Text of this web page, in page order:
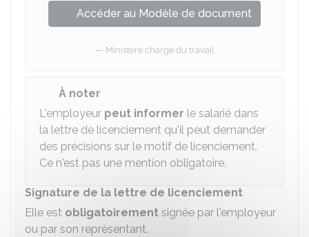
Accéder au Modèle de document
Ministère chargé du travail
À noter
L'employeur peut informer le salarié dans
la lettre de licenciement qu'il peut demander
des précisions sur le motif de licenciement.
Ce n'est pas une mention obligatoire.
Signature de la lettre de licenciement
Elle est obligatoirement signée par l'employeur
ou par son représentant.